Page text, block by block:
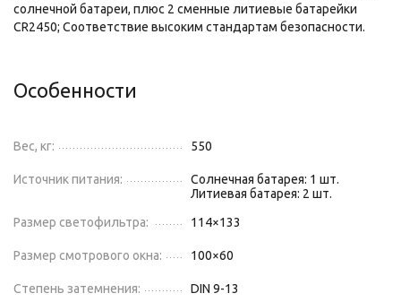
солнечной батареи, плюс 2 сменные литиевые батарейки
CR2450; Соответствие высоким стандартам безопасности.
Особенности
Вес, кг: 550
Источник питания:
Солнечная батарея: 1 шт.
Литиевая батарея: 2 шт.
Размер светофильтра:
114×133
Размер смотрового окна: 100×60
Степень затемнения: DIN 9-13